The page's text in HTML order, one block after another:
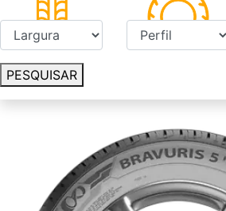
PESQUISAR